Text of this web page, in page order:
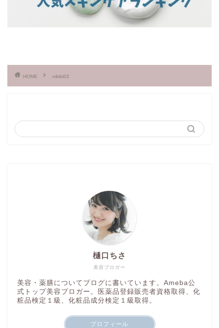
HOME nikibi02
美容ブロガー
樋口ちさ
美容・薬膳についてブログに書いています。Ameba公
式トップ美容ブロガー。医薬品登録販売者資格取得、化
粧品検定１級、化粧品成分検定１級取得。
プロフィール